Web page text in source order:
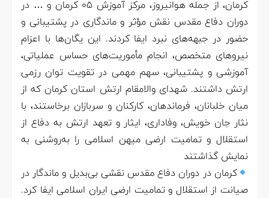
کرمان، از جمله هوانیروز، مرکز آموزش ۰۵ کرمان و … در
دوران دفاع مقدس نقش مؤثر و ماندگاری در پشتیبانی و
حضور در جبهه‌های نبرد ایفا کردند. این یگان‌ها با اعزام
نیروهای متخصص، انجام مأموریت‌های حساس عملیاتی،
آموزشی و پشتیبانی، سهم مهمی در تقویت توان رزمی
ارتش داشتند. شهدای والامقام ارتش استان کرمان که از
میان خلبانان، فرماندهان، کارکنان و سربازان برخاستند، با
نثار جان خویش، وفاداری، ایثار و تعهد ارتش به دفاع از
استقلال و تمامیت ارضی میهن اسلامی را به‌روشنی به
نمایش گذاشتند
کرمان در دوران دفاع مقدس نقشی بی‌بدیل و ماندگار در
صیانت از استقلال و تمامیت ارضی ایران اسلامی ایفا کرد.